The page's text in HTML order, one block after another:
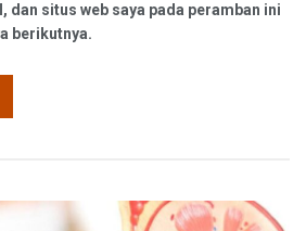
dan situs web saya pada peramban ini
berikutnya.